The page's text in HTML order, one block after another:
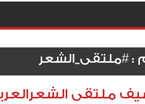
:#ملتقى_الشعر
ملتقى